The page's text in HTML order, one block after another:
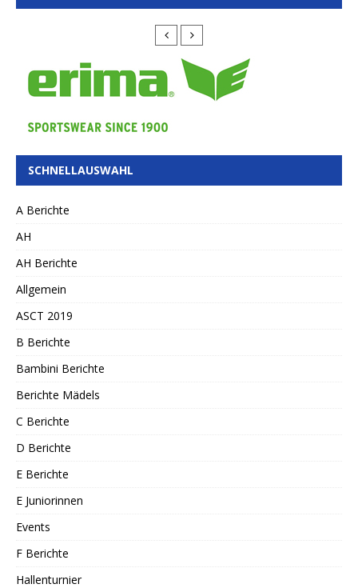
SCHNELLAUSWAHL
A Berichte
AH
AH Berichte
Allgemein
ASCT 2019
B Berichte
Bambini Berichte
Berichte Mädels
C Berichte
D Berichte
E Berichte
E Juniorinnen
Events
F Berichte
Hallenturnier